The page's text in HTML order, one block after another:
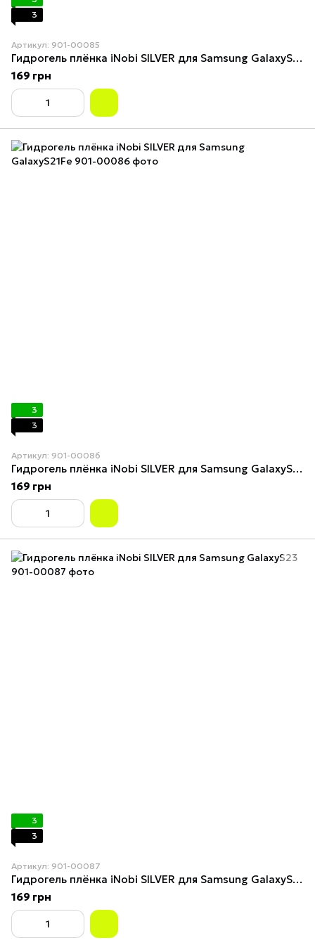
3
Артикул: 901-00085
Гидрогель плёнка iNobi SILVER для Samsung GalaxyS20Ultra
169 грн
3
3
Артикул: 901-00086
Гидрогель плёнка iNobi SILVER для Samsung GalaxyS21Fe
169 грн
3
3
Артикул: 901-00087
Гидрогель плёнка iNobi SILVER для Samsung GalaxyS23
169 грн